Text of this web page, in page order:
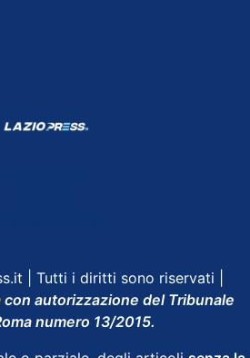
| Tutti i diritti sono riservati |
autorizzazione del Tribunale
numero 13/2015.